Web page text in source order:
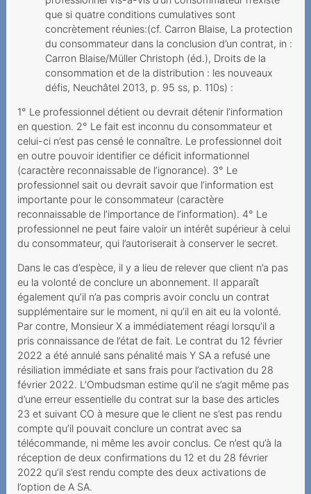
que si quatre conditions cumulatives sont
concrètement réunies:(cf. Carron Blaise, La protection
du consommateur dans la conclusion d’un contrat, in :
Carron Blaise/Müller Christoph (éd.), Droits de la
consommation et de la distribution : les nouveaux
défis, Neuchâtel 2013, p. 95 ss, p. 110s) :
1° Le professionnel détient ou devrait détenir l’information
en question. 2° Le fait est inconnu du consommateur et
celui-ci n’est pas censé le connaître. Le professionnel doit
en outre pouvoir identifier ce déficit informationnel
(caractère reconnaissable de l’ignorance). 3° Le
professionnel sait ou devrait savoir que l’information est
importante pour le consommateur (caractère
reconnaissable de l’importance de l’information). 4° Le
professionnel ne peut faire valoir un intérêt supérieur à celui
du consommateur, qui l’autoriserait à conserver le secret.
Dans le cas d’espèce, il y a lieu de relever que client n’a pas
eu la volonté de conclure un abonnement. Il apparaît
également qu’il n’a pas compris avoir conclu un contrat
supplémentaire sur le moment, ni qu’il en ait eu la volonté.
Par contre, Monsieur X a immédiatement réagi lorsqu’il a
pris connaissance de l’état de fait. Le contrat du 12 février
2022 a été annulé sans pénalité mais Y SA a refusé une
résiliation immédiate et sans frais pour l’activation du 28
février 2022. L’Ombudsman estime qu’il ne s’agit même pas
d’une erreur essentielle du contrat sur la base des articles
23 et suivant CO à mesure que le client ne s’est pas rendu
compte qu’il pouvait conclure un contrat avec sa
télécommande, ni même les avoir conclus. Ce n’est qu’à la
réception de deux confirmations du 12 et du 28 février
2022 qu’il s’est rendu compte des deux activations de
l’option de A SA.
Nachschieben von
Nutzungsrichtlinien
Facturation de données
fantomes
Une demande de résiliation
aboutissant à une
prolongation de
2019
Verweigerung der
Portierung der Rufnummer
Unmögliche
Festnetztelefonie -
Strom
Sechs Franken sind zu viel
Teures Spiel mit der Liebe
Nachtragliche Einforderung
von
Kabelanschlussgebühren
Neue Gebühren führen zu
unzumutbarer
Tariferhöhung
Keine eheliche